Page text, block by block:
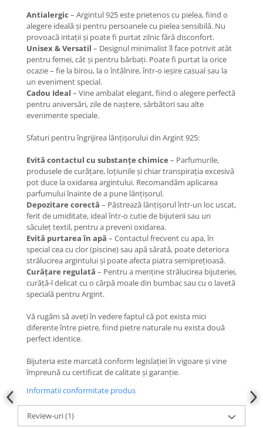
Brățări din Argint cu șnur reglabil
BRĂȚĂRI CU PIETRE SEMIPREȚIOASE
Brățări din Aur cu pietre
semiprețioase
Brățări din Argint cu pietre
semiprețioase
Brățări elastice cu pietre
semiprețioase
Brățări de picior din Argint
COLIERE
Coliere cu mărgele colorate și
Argint
Coliere cu pietre semiprețioase
Antialergic – Argintul 925 este prietenos cu pielea, fiind o
alegere ideală și pentru persoanele cu pielea sensibilă. Nu
provoacă iritații și poate fi purtat zilnic fără disconfort.
Unisex & Versatil – Designul minimalist îl face potrivit atât
pentru femei, cât și pentru bărbați. Poate fi purtat la orice
ocazie – fie la birou, la o întâlnire, într-o ieșire casual sau la
un eveniment special.
Cadou Ideal – Vine ambalat elegant, fiind o alegere perfectă
pentru aniversări, zile de naștere, sărbători sau alte
evenimente speciale.
Sfaturi pentru îngrijirea lănțișorului din Argint 925:
Evită contactul cu substanțe chimice – Parfumurile,
produsele de curățare, loțiunile și chiar transpirația excesivă
pot duce la oxidarea argintului. Recomandăm aplicarea
parfumului înainte de a pune lănțișorul.
Depozitare corectă – Păstrează lănțișorul într-un loc uscat,
ferit de umiditate, ideal într-o cutie de bijuterii sau un
săculeț textil, pentru a preveni oxidarea.
Evită purtarea în apă – Contactul frecvent cu apa, în
special cea cu clor (piscine) sau apă sărată, poate deteriora
strălucirea argintului și poate afecta piatra semiprețioasă.
Curățare regulată – Pentru a menține strălucirea bijuteriei,
curăță-l delicat cu o cârpă moale din bumbac sau cu o lavetă
specială pentru Argint.
Vă rugăm să aveți în vedere faptul că pot exista mici
diferente între pietre, fiind pietre naturale nu exista două
perfect identice.
Bijuteria este marcată conform legislației în vigoare și vine
împreună cu certificat de calitate și garanție.
Informatii conformitate produs
Review-uri(1)